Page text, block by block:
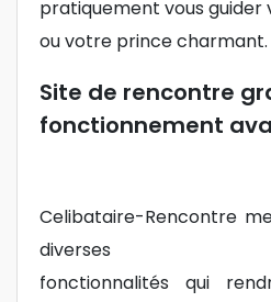
pratiquement vous guider
ou votre prince charmant.
Site de rencontre
fonctionnement
Celibataire-Rencontre
diverses
fonctionnalités qui